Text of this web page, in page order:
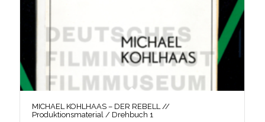
MICHAEL KOHLHAAS – DER REBELL //
Produktionsmaterial / Drehbuch 1